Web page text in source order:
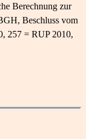
Berechnung zur
Beschluss vom
257 = RUP 2010,